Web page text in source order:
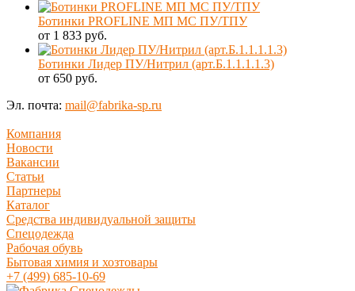
Ботинки PROFLINE МП МС ПУ/ТПУ
от 1 833 руб.
Ботинки Лидер ПУ/Нитрил (арт.Б.1.1.1.1.3)
от 650 руб.
Эл. почта: mail@fabrika-sp.ru
Компания
Новости
Вакансии
Статьи
Партнеры
Каталог
Средства индивидуальной защиты
Спецодежда
Рабочая обувь
Бытовая химия и хозтовары
+7 (499) 685-10-69